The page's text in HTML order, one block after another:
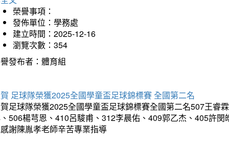
榮譽事項：
發佈單位：學務處
建立時間：2025-12-16
瀏覽次數：354
發布者：體育組
足球隊榮獲2025全國學童盃足球錦標賽 全國第二名
足球隊榮獲2025全國學童盃足球錦標賽全國第二名507王睿
506楊芎恩、410呂駿甫、312李晨佑、409郭乙杰、405許
謝陳胤孝老師辛苦專業指導